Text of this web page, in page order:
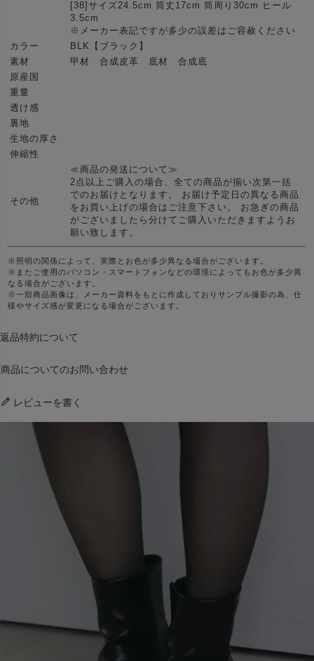
[38]サイズ24.5cm 筒丈17cm 筒周り30cm ヒール
3.5cm
※メーカー表記ですが多少の誤差はご容赦ください
カラー
BLK【ブラック】
素材
甲材 合成皮革 底材 合成底
原産国
重量
透け感
裏地
生地の厚さ
伸縮性
その他
≪商品の発送について≫
2点以上ご購入の場合、全ての商品が揃い次第一括
でのお届けとなります。 お届け予定日の異なる商品
をお買い上げの場合はご注意下さい。 お急ぎの商品
がございましたら分けてご購入いただきますようお
願い致します。
※照明の関係によって、実際とお色が多少異なる場合がございます。
※またご使用のパソコン・スマートフォンなどの環境によってもお色が多少異
なる場合がございます。
※一部商品画像は、メーカー資料をもとに作成しておりサンプル撮影の為、仕
様やサイズ感が変更になる場合がございます。
返品特約について
商品についてのお問い合わせ
レビューを書く